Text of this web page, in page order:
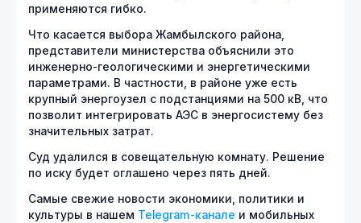
применяются гибко.
Что касается выбора Жамбылского района,
представители министерства объяснили это
инженерно-геологическими и энергетическими
параметрами. В частности, в районе уже есть
крупный энергоузел с подстанциями на 500 кВ, что
позволит интегрировать АЭС в энергосистему без
значительных затрат.
Суд удалился в совещательную комнату. Решение
по иску будет оглашено через пять дней.
Самые свежие новости экономики, политики и
культуры в нашем Telegram-канале и мобильных